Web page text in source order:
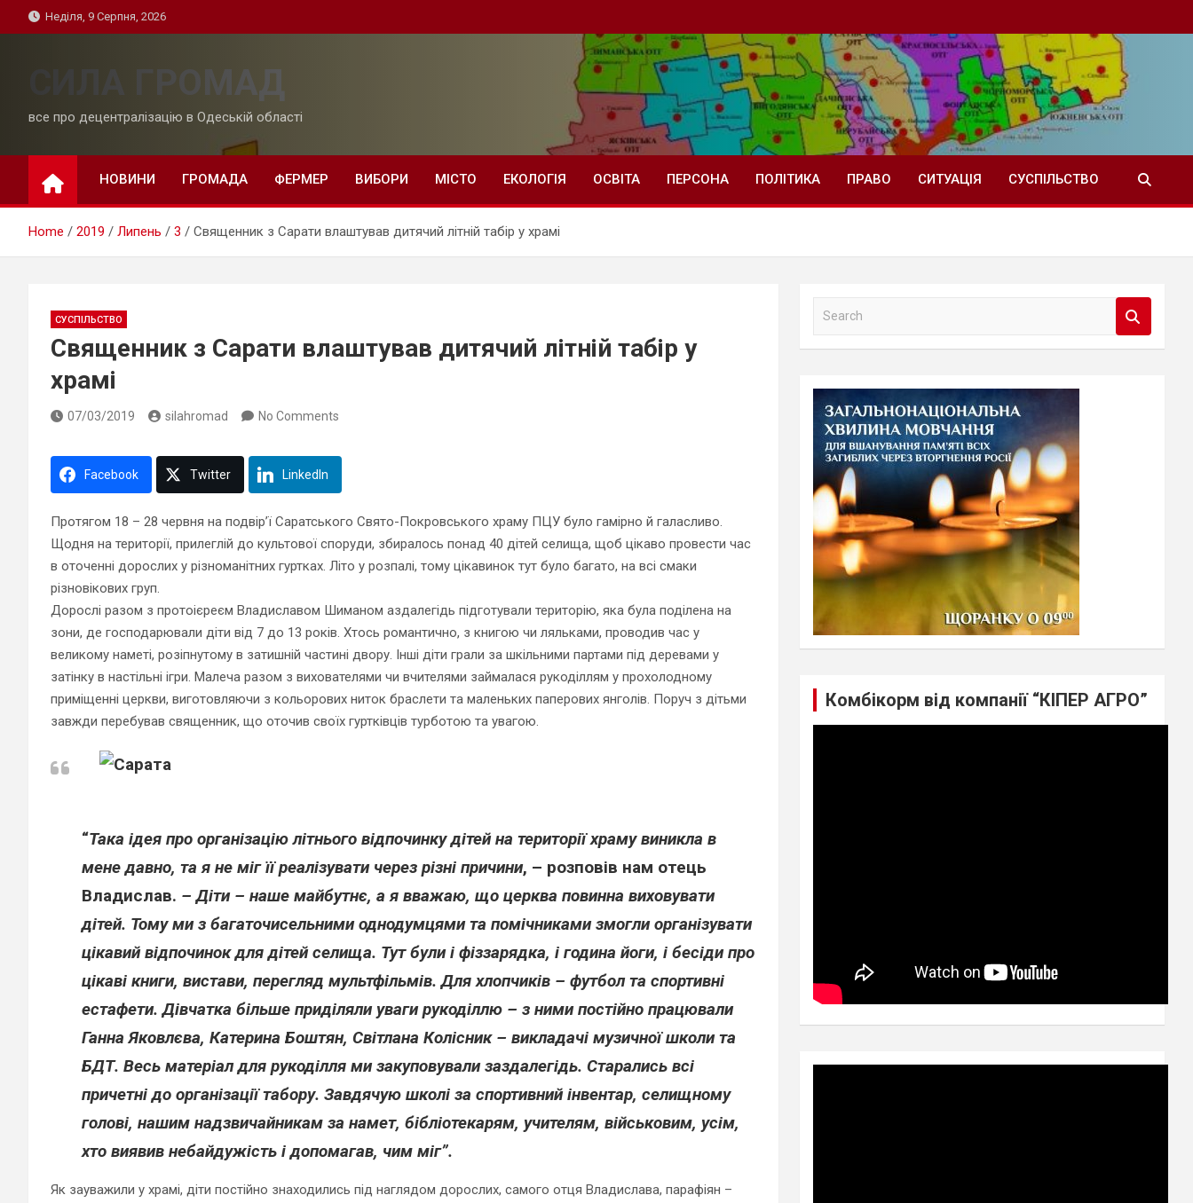
to
Неділя, 9 Серпня, 2026
СИЛА ГРОМАД
все про децентралізацію в Одеській області
НОВИНИ ГРОМАДА ФЕРМЕР ВИБОРИ МІСТО ЕКОЛОГІЯ ОСВІТА ПЕРСОНА ПОЛІТИКА ПРАВО СИТУАЦІЯ СУСПІЛЬСТВО
Home 2019 Липень 3 Священник з Сарати влаштував дитячий літній табір у храмі
СУСПІЛЬСТВО
Священник з Сарати влаштував дитячий літній табір у
храмі
07/03/2019 silahromad No Comments
Facebook Twitter LinkedIn
Протягом 18 – 28 червня на подвір’ї Саратського Свято-Покровського храму ПЦУ було гамірно й галасливо.
Щодня на території, прилеглій до культової споруди, збиралось понад 40 дітей селища, щоб цікаво провести час
в оточенні дорослих у різноманітних гуртках. Літо у розпалі, тому цікавинок тут було багато, на всі смаки
різновікових груп.
Дорослі разом з протоієреєм Владиславом Шиманом аздалегідь підготували територію, яка була поділена на
зони, де господарювали діти від 7 до 13 років. Хтось романтично, з книгою чи ляльками, проводив час у
великому наметі, розіпнутому в затишній частині двору. Інші діти грали за шкільними партами під деревами у
затінку в настільні ігри. Малеча разом з вихователями чи вчителями займалася рукоділлям у прохолодному
приміщенні церкви, виготовляючи з кольорових ниток браслети та маленьких паперових янголів. Поруч з дітьми
завжди перебував священник, що оточив своїх гуртківців турботою та увагою.
“Така ідея про організацію літнього відпочинку дітей на території храму виникла в
мене давно, та я не міг її реалізувати через різні причини, – розповів нам отець
Владислав. – Діти – наше майбутнє, а я вважаю, що церква повинна виховувати
дітей. Тому ми з багаточисельними однодумцями та помічниками змогли організувати
цікавий відпочинок для дітей селища. Тут були і фіззарядка, і година йоги, і бесіди про
цікаві книги, вистави, перегляд мультфільмів. Для хлопчиків – футбол та спортивні
естафети. Дівчатка більше приділяли уваги рукоділлю – з ними постійно працювали
Ганна Яковлєва, Катерина Боштян, Світлана Колісник – викладачі музичної школи та
БДТ. Весь матеріал для рукоділля ми закуповували заздалегідь. Старались всі
причетні до організації табору. Завдячую школі за спортивний інвентар, селищному
голові, нашим надзвичайникам за намет, бібліотекарям, учителям, військовим, усім,
хто виявив небайдужість і допомагав, чим міг”.
Як зауважили у храмі, діти постійно знаходились під наглядом дорослих, самого отця Владислава, парафіян –
a
Комбікорм від компанії “КІПЕР АГРО”